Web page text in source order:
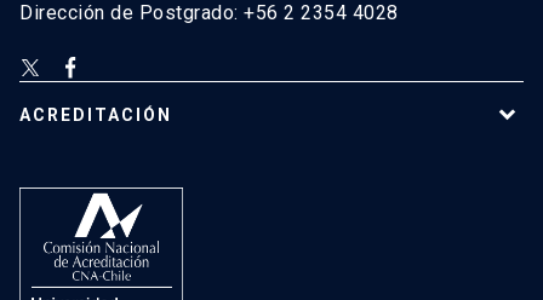
Dirección de Postgrado: +56 2 2354 4028
ACREDITACIÓN